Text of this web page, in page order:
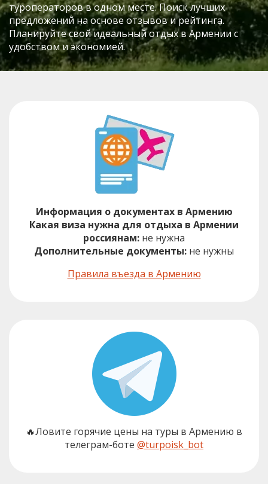
туроператоров в одном месте. Поиск лучших
предложений на основе отзывов и рейтинга.
Планируйте свой идеальный отдых в Армении с
удобством и экономией.
Информация о документах в Армению
Какая виза нужна для отдыха в Армении
россиянам: не нужна
Дополнительные документы: не нужны
Правила въезда в Армению
🔥Ловите горячие цены на туры в Армению в
телеграм-боте @turpoisk_bot